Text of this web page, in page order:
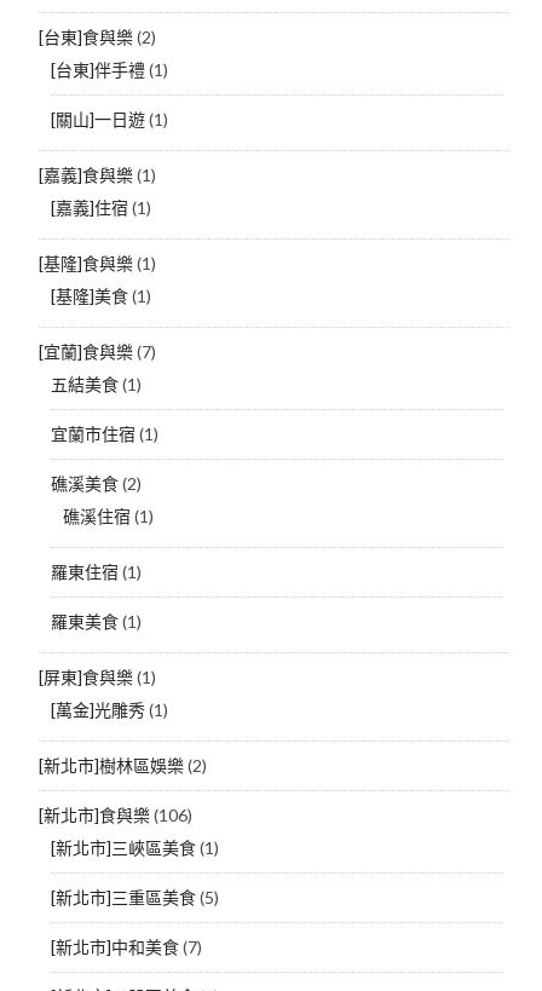
[台東]食與樂(2)
[台東]伴手禮(1)
[關山]一日遊(1)
[嘉義]食與樂(1)
[嘉義]住宿 (1)
[基隆]食與樂(1)
[基隆]美食(1)
[宜蘭]食與樂(7)
五結美食(1)
宜蘭市住宿 (1)
礁溪美食(2)
礁溪住宿 (1)
羅東住宿 (1)
羅東美食(1)
[屏東]食與樂(1)
[萬金]光雕秀(1)
[新北市]樹林區娛樂(2)
[新北市]食與樂(106)
[新北市]三峽區美食(1)
[新北市]三重區美食(5)
[新北市]中和美食(7)